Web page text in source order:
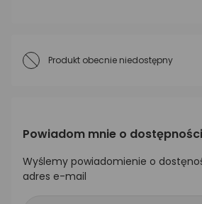
Produkt obecnie niedostępny
Powiadom mnie o dostępności
Wyślemy powiadomienie o
adres e-mail